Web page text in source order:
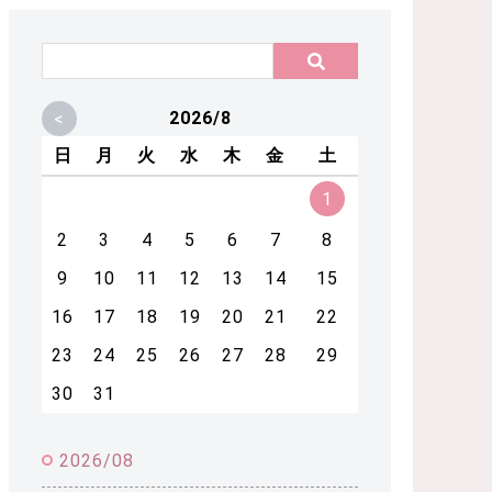
<
2026/8
日
月 火 水 木 金 土
1
2
3 4 5 6 7
8
9
10 11 12 13 14
15
16
17 18 19 20 21
22
23
24 25 26 27 28
29
30
31
2026/08